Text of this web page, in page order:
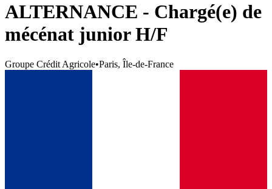
ALTERNANCE - Chargé(e) de
mécénat junior H/F
Groupe Crédit Agricole•Paris, Île-de-France